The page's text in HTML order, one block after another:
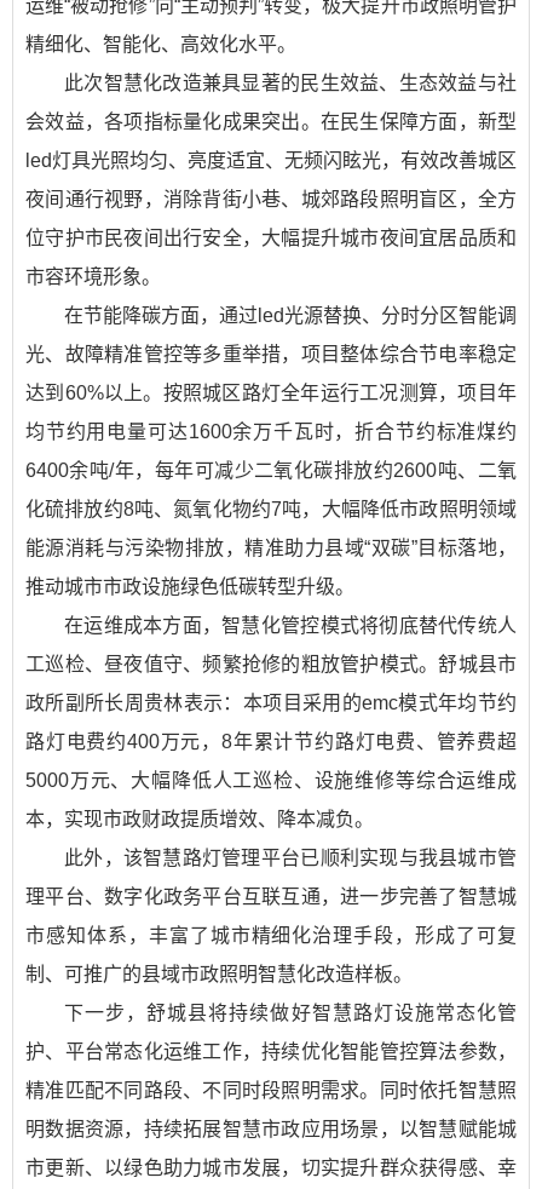
运维“被动抢修”向“主动预判”转变，极大提升市政照明管护
精细化、智能化、高效化水平。
此次智慧化改造兼具显著的民生效益、生态效益与社
会效益，各项指标量化成果突出。在民生保障方面，新型
led灯具光照均匀、亮度适宜、无频闪眩光，有效改善城区
夜间通行视野，消除背街小巷、城郊路段照明盲区，全方
位守护市民夜间出行安全，大幅提升城市夜间宜居品质和
市容环境形象。
在节能降碳方面，通过led光源替换、分时分区智能调
光、故障精准管控等多重举措，项目整体综合节电率稳定
达到60%以上。按照城区路灯全年运行工况测算，项目年
均节约用电量可达1600余万千瓦时，折合节约标准煤约
6400余吨/年，每年可减少二氧化碳排放约2600吨、二氧
化硫排放约8吨、氮氧化物约7吨，大幅降低市政照明领域
能源消耗与污染物排放，精准助力县域“双碳”目标落地，
推动城市市政设施绿色低碳转型升级。
在运维成本方面，智慧化管控模式将彻底替代传统人
工巡检、昼夜值守、频繁抢修的粗放管护模式。舒城县市
政所副所长周贵林表示：本项目采用的emc模式年均节约
路灯电费约400万元，8年累计节约路灯电费、管养费超
5000万元、大幅降低人工巡检、设施维修等综合运维成
本，实现市政财政提质增效、降本减负。
此外，该智慧路灯管理平台已顺利实现与我县城市管
理平台、数字化政务平台互联互通，进一步完善了智慧城
市感知体系，丰富了城市精细化治理手段，形成了可复
制、可推广的县域市政照明智慧化改造样板。
下一步，舒城县将持续做好智慧路灯设施常态化管
护、平台常态化运维工作，持续优化智能管控算法参数，
精准匹配不同路段、不同时段照明需求。同时依托智慧照
明数据资源，持续拓展智慧市政应用场景，以智慧赋能城
市更新、以绿色助力城市发展，切实提升群众获得感、幸